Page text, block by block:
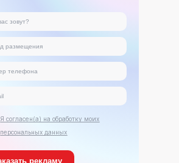
Я согласен(а) на обработку моих
персональных данных